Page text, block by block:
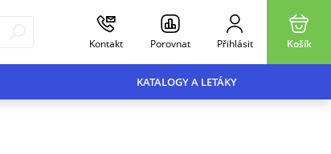
Kontakt Porovnat Přihlásit Košík
KATALOGY A LETÁKY